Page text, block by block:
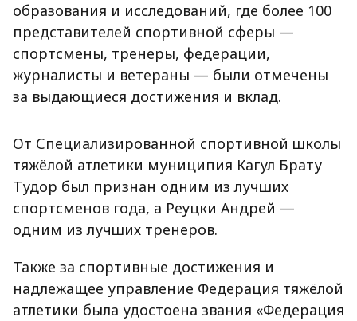
образования и исследований, где более 100
представителей спортивной сферы —
спортсмены, тренеры, федерации,
журналисты и ветераны — были отмечены
за выдающиеся достижения и вклад.
От Специализированной спортивной школы
тяжёлой атлетики муниципия Кагул Брату
Тудор был признан одним из лучших
спортсменов года, а Реуцки Андрей —
одним из лучших тренеров.
Также за спортивные достижения и
надлежащее управление Федерация тяжёлой
атлетики была удостоена звания «Федерация